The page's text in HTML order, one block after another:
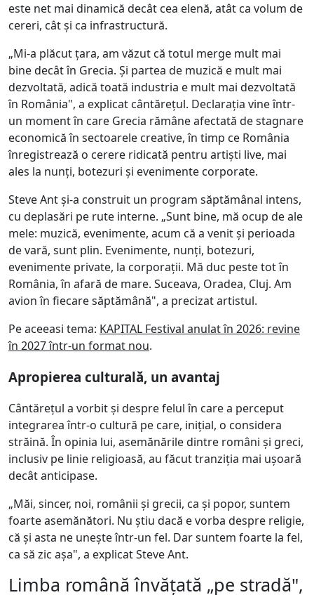
este net mai dinamică decât cea elenă, atât ca volum de
cereri, cât și ca infrastructură.
„Mi-a plăcut țara, am văzut că totul merge mult mai
bine decât în Grecia. Și partea de muzică e mult mai
dezvoltată, adică toată industria e mult mai dezvoltată
în România", a explicat cântărețul. Declarația vine într-
un moment în care Grecia rămâne afectată de stagnare
economică în sectoarele creative, în timp ce România
înregistrează o cerere ridicată pentru artiști live, mai
ales la nunți, botezuri și evenimente corporate.
Steve Ant și-a construit un program săptămânal intens,
cu deplasări pe rute interne. „Sunt bine, mă ocup de ale
mele: muzică, evenimente, acum că a venit și perioada
de vară, sunt plin. Evenimente, nunți, botezuri,
evenimente private, la corporații. Mă duc peste tot în
România, în afară de mare. Suceava, Oradea, Cluj. Am
avion în fiecare săptămână", a precizat artistul.
Pe aceeasi tema: KAPITAL Festival anulat în 2026: revine
în 2027 într-un format nou.
Apropierea culturală, un avantaj
Cântărețul a vorbit și despre felul în care a perceput
integrarea într-o cultură pe care, inițial, o considera
străină. În opinia lui, asemănările dintre români și greci,
inclusiv pe linie religioasă, au făcut tranziția mai ușoară
decât anticipase.
„Măi, sincer, noi, românii și grecii, ca și popor, suntem
foarte asemănători. Nu știu dacă e vorba despre religie,
că și asta ne unește într-un fel. Dar suntem foarte la fel,
ca să zic așa", a explicat Steve Ant.
Limba română învățată „pe stradă",